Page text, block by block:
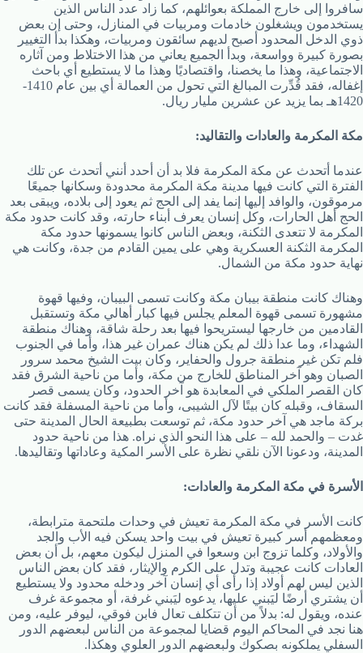
سافروا إلى خارج المملكة بعوائلهم، كما زاد عدد الناس الذين
يستخدمون ويشغلون خادمات ومربيات في المنازل، وحتى إن بعض
ذوي الدخل المحدود أصبح لديهم سائقون ومربيات، وهكذا بدأ التغيير
بصورة كبيرة وواسعة، وبدأ الجميع يعاني من هذا الاختلاط ومن آثاره
الاجتماعية، وهذا ما يخصنا، واقتصاديًا وهذا ما لا يستطيع أي باحث
إغفاله، فقد قُدِّرت المبالغ التي تحول من العمالة أي بين عام 1410-
1420هـ بما يزيد عن عشرين مليار ريال.
مكة المكرمة والعادات والتقاليد:
عندما أتحدث عن مكة المكرمة فلا بد أن أحدد أنني أتحدث عن تلك
الفترة التي كانت فيها مدينة مكة المكرمة محدودة وسكانها جميعًا
مرموقون، والوافد إليها إنما يفد إلى الحج ثم يعود إلى بلاده، ويبقى بعد
الحج أهل الحارات، وكل إنسان يعرف أبناء حارته، وقد كانت حدود مكة
المكرمة لا تتعدى الثكنة، وبعض الناس كانوا يسمونها حدود مكة
المكرمة الثكنة العسكرية وهي على يمين القادم من جدة، وكانت هي
نهاية حدود مكة من الشمال.
وهناك كانت منطقة بيبان مكة وكانت تسمى البيبان، وفيها قهوة
مشهورة تسمى قهوة المعلم يجلس فيها كبار أهالي مكة وتستقبل
القادمين من خارجها ليستريحوا فيها بعد رحلة شاقة، وهناك منطقة
الشهداء، وما عدا ذلك لم يكن هناك عمران غير هذا، وأما في الجنوب
فلم تكن غير منطقة جرول والحفاير، وكان بيت الشيخ محمد سرور
الصبان وهو آخر المناطق للخارج من مكة، وأما من ناحية الشرق فقد
كان القصر الملكي في المعابدة هو آخر الحدود، وكان يسمى قصر
السقاف، وقبله كان بيتًا لآل الشيبى، وأما من ناحية المسفلة فقد كانت
بركة ماجد هي آخر حدود مكة، ثم توسعت بطبيعة الحال المدينة حتى
غدت – والحمد لله – على هذا النحو الذي نراه. هذا من ناحية حدود
المدينة، ودعونا الآن نلقي نظرة على الأسر المكية وعاداتها وتقاليدها.
الأسرة في مكة المكرمة والعادات:
كانت الأسر في مكة المكرمة تعيش في وحدات ملتحمة مترابطة،
ومعظمهم أسر كبيرة تعيش في بيت واحد يسكن فيه الأب والجد
والأولاد، وكلما تزوج ابن وسعوا في المنزل ليكون معهم، بل أن بعض
العادات كانت عجيبة وتدل على الكرم والإيثار، فقد كان بعض الناس
الذين ليس لهم أولاد إذا رأى أي إنسان آخر ودخله محدود ولا يستطيع
أن يشتري أرضًا ليَبني عليها، يدعوه ليَبني غرفة، أو مجموعة غرف
عنده، ويقول له: بدلاً من أن تتكلف تعال فابن فوقي، ليوفر عليه، ومن
هنا نجد في المحاكم اليوم قضايا لمجموعة من الناس لبعضهم الدور
السفلي يملكونه بصكوك ولبعضهم الدور العلوي وهكذا.